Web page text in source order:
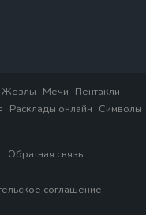
Жезлы Мечи Пентакли
Расклады онлайн Символы
Обратная связь
соглашение